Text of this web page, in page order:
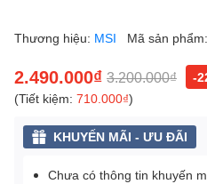
Thương hiệu: MSI Mã sản phẩm:
2.490.000₫ 3.200.000₫
-
(Tiết kiệm: 710.000₫)
KHUYẾN MÃI - ƯU ĐÃI
Chưa có thông tin khuyến